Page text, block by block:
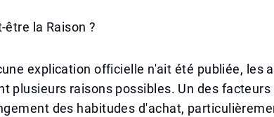
être la Raison ?
explication officielle n'ait été publiée, les
plusieurs raisons possibles. Un des
des habitudes d'achat,